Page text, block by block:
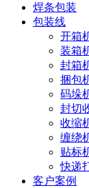
焊条包装
包装线
开箱
装箱
封箱
捆包
码垛
封切
收缩
缠绕
贴标
快递
客户案例